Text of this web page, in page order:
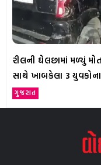
રીલની ઘેલછામાં મળ્યું
સાથે ખાબકેલા 3
ગુજરાત